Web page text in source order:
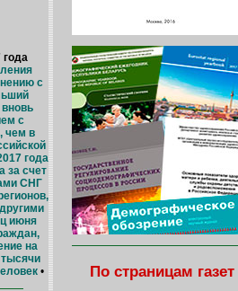
года
с
с
чем в
года
за счет
СНГ
июня
на
• По страницам газет